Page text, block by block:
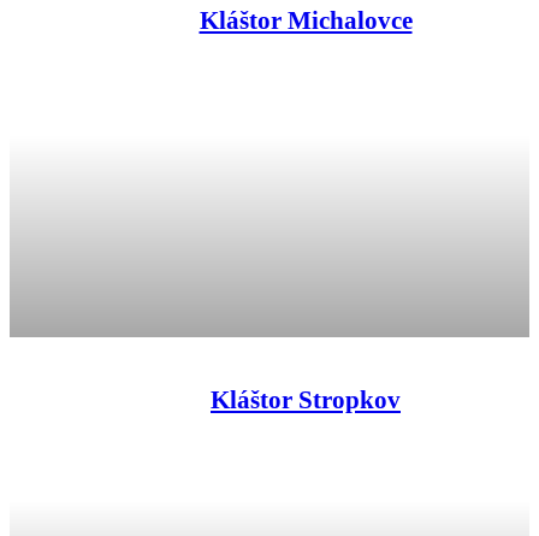
Kláštor Michalovce
Kláštor Stropkov